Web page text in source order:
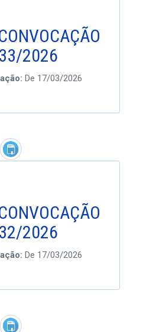
2026
De 17/03/2026
2026
De 17/03/2026